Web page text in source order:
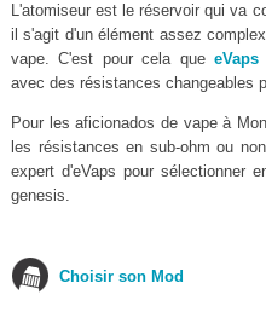
L'atomiseur est le réservoir qui va
il s'agit d'un élément assez
vape. C'est pour cela queeVaps
avec des résistances changeables
Pour les aficionados de vape à
les résistances en sub-ohm ou
expert d'eVaps pour sélectionner
genesis.
Choisir son Mod